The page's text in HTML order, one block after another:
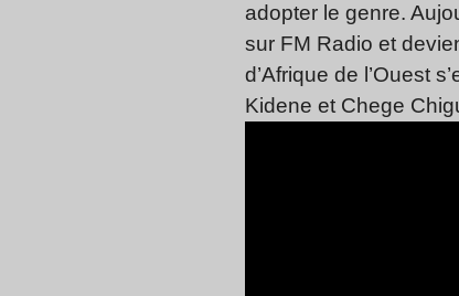
adopter le genre.
sur FM Radio et
d’Afrique de l’Ouest
Kidene et Chege